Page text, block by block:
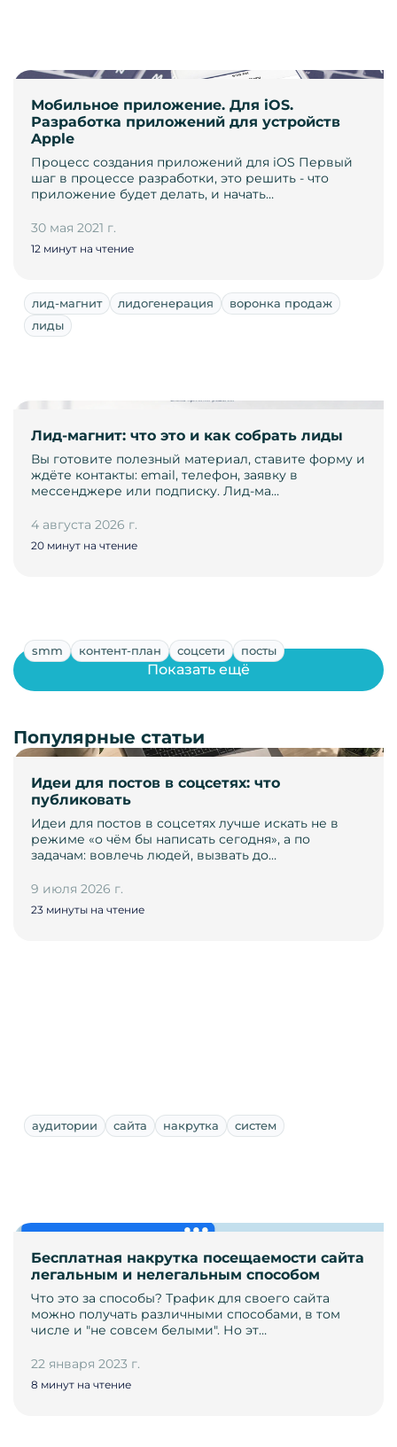
Мобильное приложение. Для iOS.
Разработка приложений для устройств
Apple
Процесс создания приложений для iOS Первый
шаг в процессе разработки, это решить - что
приложение будет делать, и начать…
30 мая 2021 г.
12 минут на чтение
лид-магнит лидогенерация
воронка продаж
лиды
Лид-магнит: что это и как собрать лиды
Вы готовите полезный материал, ставите форму и
ждёте контакты: email, телефон, заявку в
мессенджере или подписку. Лид-ма…
4 августа 2026 г.
20 минут на чтение
smm контент-план соцсети посты
Идеи для постов в соцсетях: что
публиковать
Идеи для постов в соцсетях лучше искать не в
режиме «о чём бы написать сегодня», а по
задачам: вовлечь людей, вызвать до…
9 июля 2026 г.
23 минуты на чтение
Показать ещё
Популярные статьи
аудитории сайта накрутка систем
Бесплатная накрутка посещаемости сайта
легальным и нелегальным способом
Что это за способы? Трафик для своего сайта
можно получать различными способами, в том
числе и "не совсем белыми". Но эт…
22 января 2023 г.
8 минут на чтение